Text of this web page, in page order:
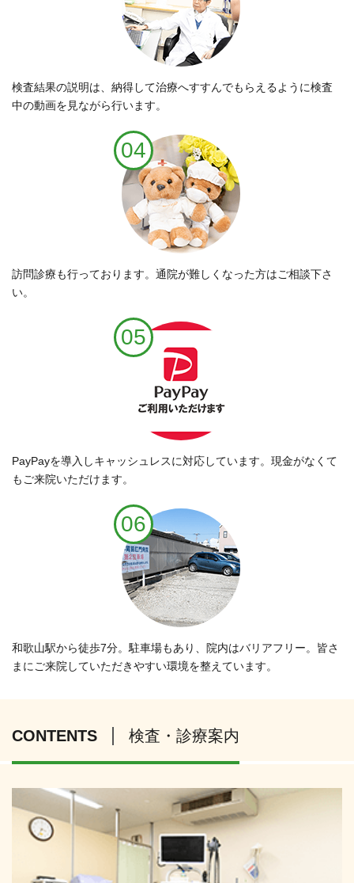
検査結果の説明は、納得して治療へすすんでもらえるように検査
中の動画を見ながら行います。
04
訪問診療も行っております。通院が難しくなった方はご相談下さ
い。
05
PayPayを導入しキャッシュレスに対応しています。現金がなくて
もご来院いただけます。
06
和歌山駅から徒歩7分。駐車場もあり、院内はバリアフリー。皆さ
まにご来院していただきやすい環境を整えています。
CONTENTS 検査・診療案内